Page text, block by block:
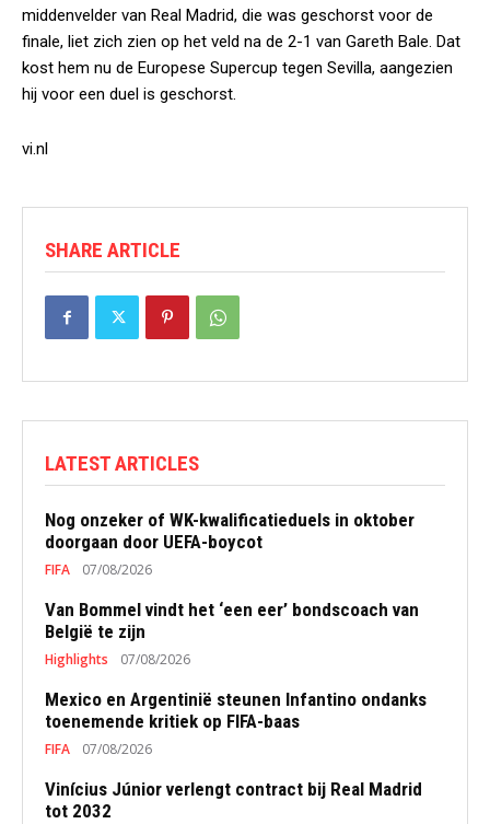
middenvelder van Real Madrid, die was geschorst voor de
finale, liet zich zien op het veld na de 2-1 van Gareth Bale. Dat
kost hem nu de Europese Supercup tegen Sevilla, aangezien
hij voor een duel is geschorst.
vi.nl
SHARE ARTICLE
LATEST ARTICLES
Nog onzeker of WK-kwalificatieduels in oktober
doorgaan door UEFA-boycot
FIFA 07/08/2026
Van Bommel vindt het ‘een eer’ bondscoach van
België te zijn
Highlights 07/08/2026
Mexico en Argentinië steunen Infantino ondanks
toenemende kritiek op FIFA-baas
FIFA 07/08/2026
Vinícius Júnior verlengt contract bij Real Madrid
tot 2032